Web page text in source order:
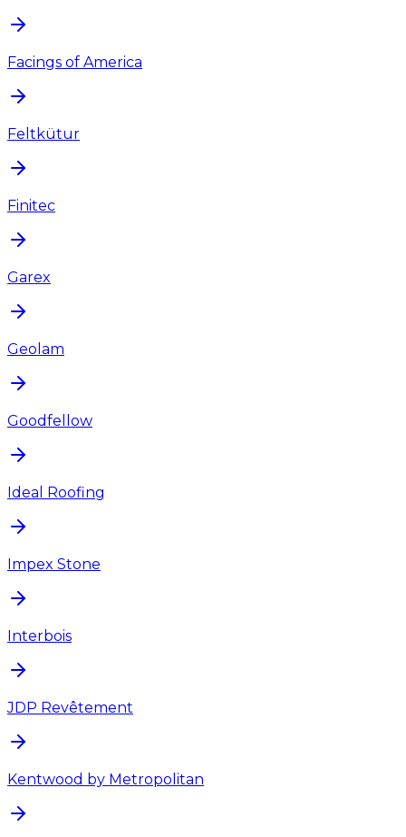
Facings of America
Feltkütur
Finitec
Garex
Geolam
Goodfellow
Ideal Roofing
Impex Stone
Interbois
JDP Revêtement
Kentwood by Metropolitan